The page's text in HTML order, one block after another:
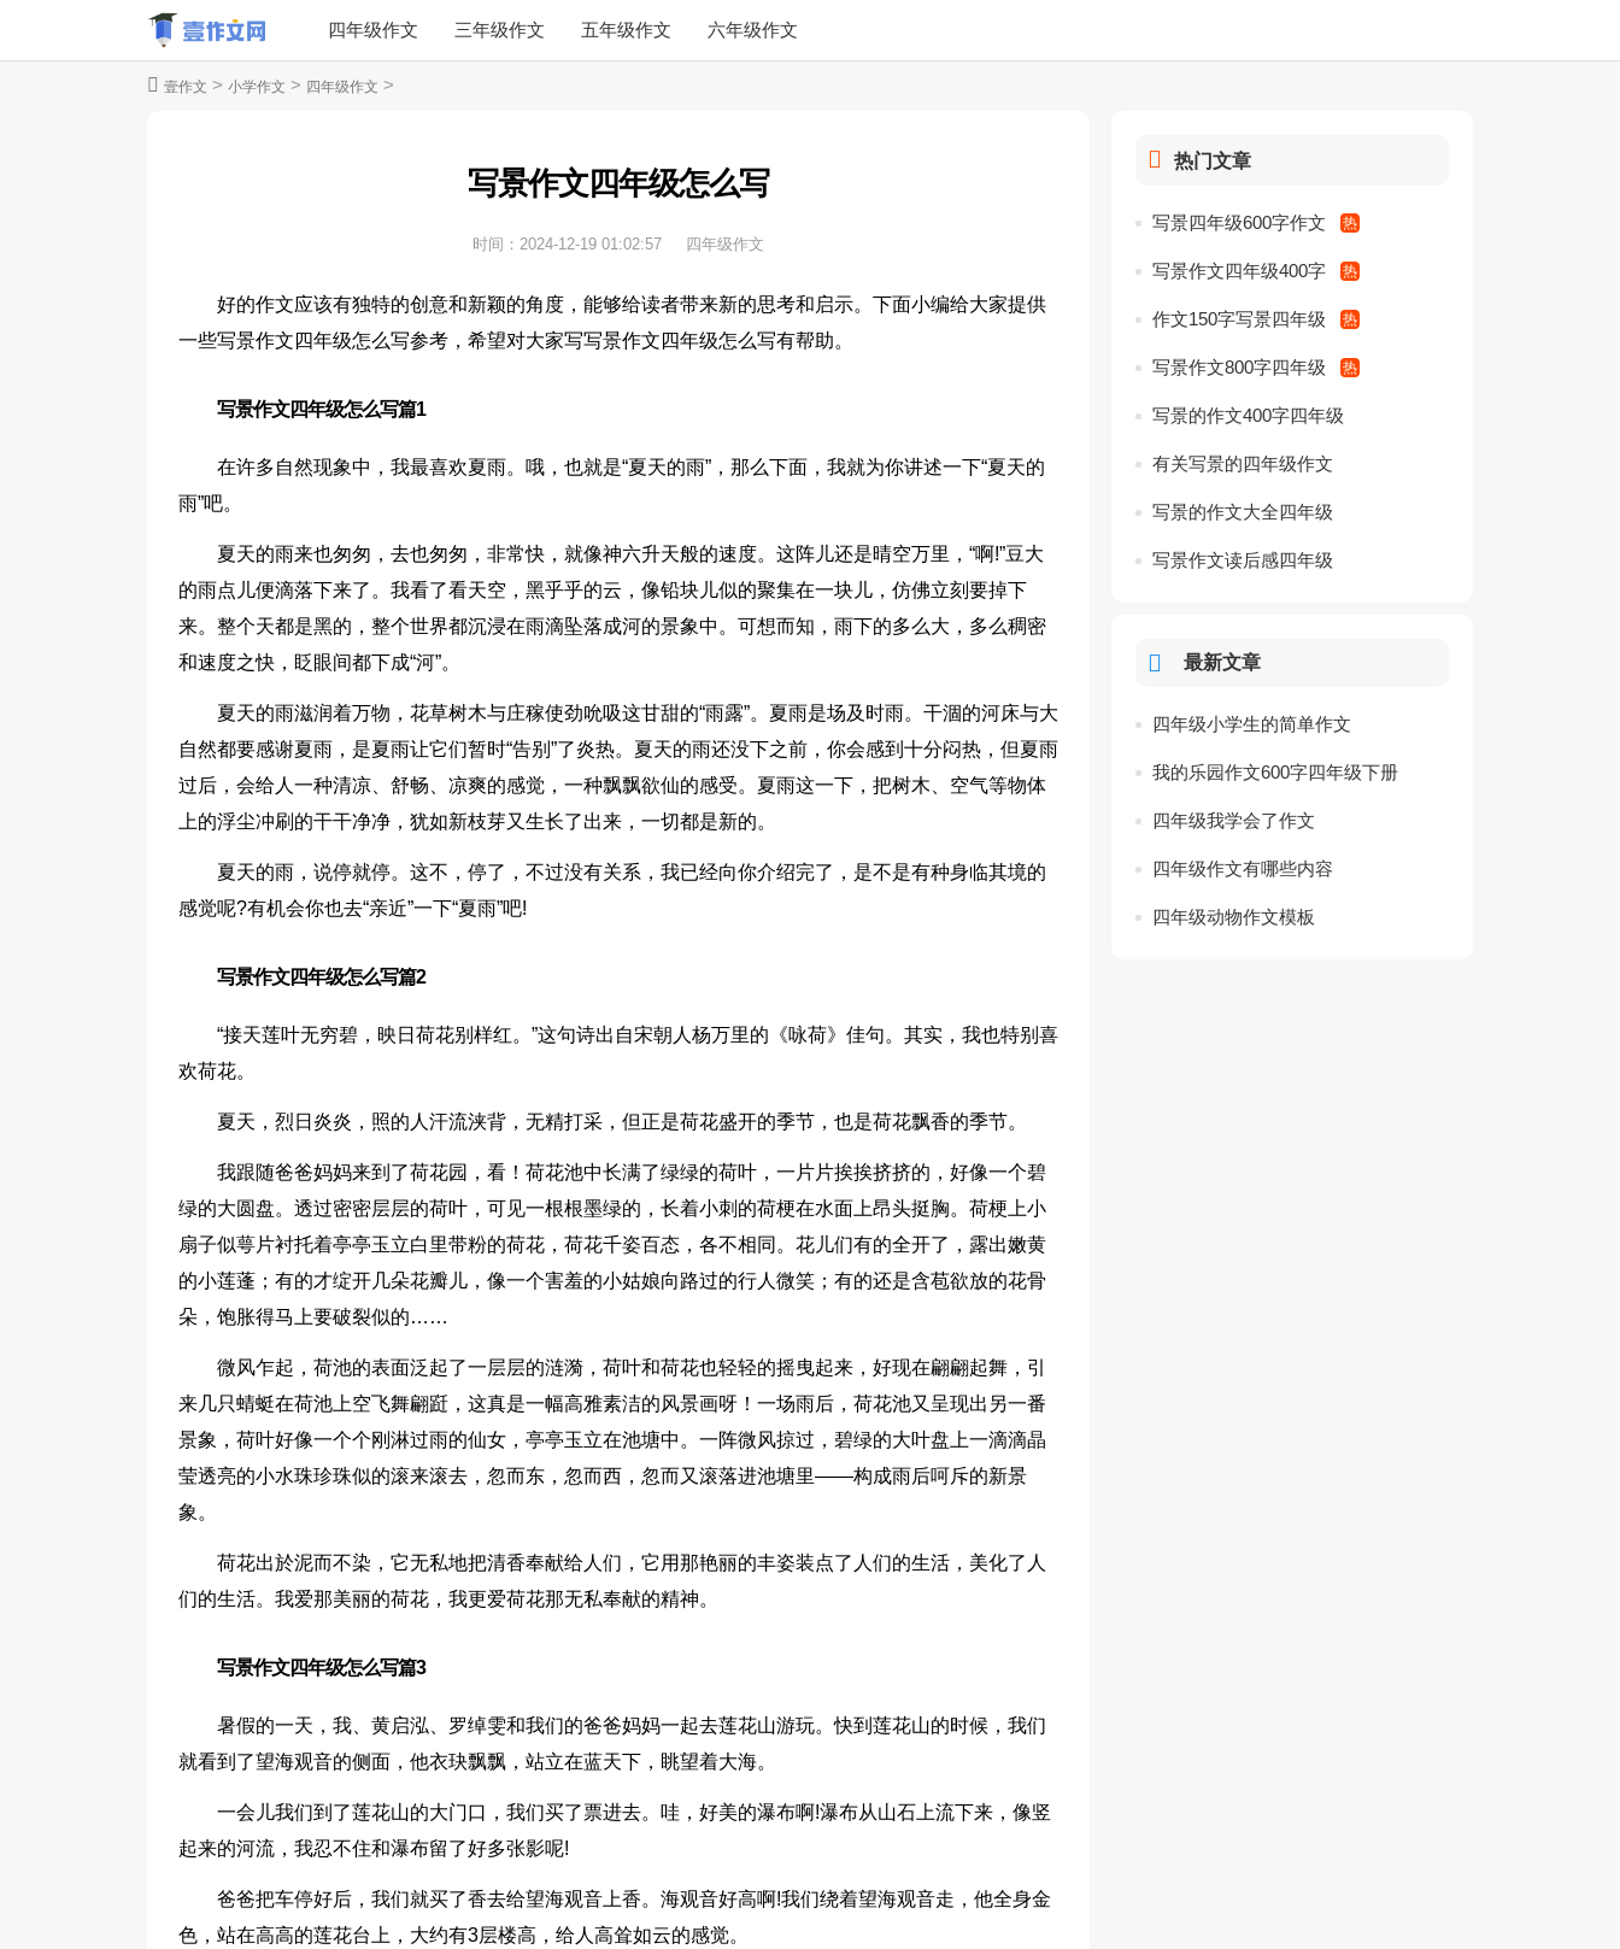
四年级作文 三年级作文 五年级作文 六年级作文
壹作文 > 小学作文 > 四年级作文 >
写景作文四年级怎么写
时间： 2024-12-19 01:02:57 四年级作文
好的作文应该有独特的创意和新颖的角度，能够给读者带来新的思考和启示。下面小编给大家提供
一些写景作文四年级怎么写参考，希望对大家写写景作文四年级怎么写有帮助。
写景作文四年级怎么写篇1
在许多自然现象中，我最喜欢夏雨。哦，也就是“夏天的雨”，那么下面，我就为你讲述一下“夏天的
雨”吧。
夏天的雨来也匆匆，去也匆匆，非常快，就像神六升天般的速度。这阵儿还是晴空万里，“啊!”豆大
的雨点儿便滴落下来了。我看了看天空，黑乎乎的云，像铅块儿似的聚集在一块儿，仿佛立刻要掉下
来。整个天都是黑的，整个世界都沉浸在雨滴坠落成河的景象中。可想而知，雨下的多么大，多么稠密
和速度之快，眨眼间都下成“河”。
夏天的雨滋润着万物，花草树木与庄稼使劲吮吸这甘甜的“雨露”。夏雨是场及时雨。干涸的河床与大
自然都要感谢夏雨，是夏雨让它们暂时“告别”了炎热。夏天的雨还没下之前，你会感到十分闷热，但夏雨
过后，会给人一种清凉、舒畅、凉爽的感觉，一种飘飘欲仙的感受。夏雨这一下，把树木、空气等物体
上的浮尘冲刷的干干净净，犹如新枝芽又生长了出来，一切都是新的。
夏天的雨，说停就停。这不，停了，不过没有关系，我已经向你介绍完了，是不是有种身临其境的
感觉呢?有机会你也去“亲近”一下“夏雨”吧!
写景作文四年级怎么写篇2
“接天莲叶无穷碧，映日荷花别样红。”这句诗出自宋朝人杨万里的《咏荷》佳句。其实，我也特别喜
欢荷花。
夏天，烈日炎炎，照的人汗流浃背，无精打采，但正是荷花盛开的季节，也是荷花飘香的季节。
我跟随爸爸妈妈来到了荷花园，看！荷花池中长满了绿绿的荷叶，一片片挨挨挤挤的，好像一个碧
绿的大圆盘。透过密密层层的荷叶，可见一根根墨绿的，长着小刺的荷梗在水面上昂头挺胸。荷梗上小
扇子似萼片衬托着亭亭玉立白里带粉的荷花，荷花千姿百态，各不相同。花儿们有的全开了，露出嫩黄
的小莲蓬；有的才绽开几朵花瓣儿，像一个害羞的小姑娘向路过的行人微笑；有的还是含苞欲放的花骨
朵，饱胀得马上要破裂似的……
微风乍起，荷池的表面泛起了一层层的涟漪，荷叶和荷花也轻轻的摇曳起来，好现在翩翩起舞，引
来几只蜻蜓在荷池上空飞舞翩跹，这真是一幅高雅素洁的风景画呀！一场雨后，荷花池又呈现出另一番
景象，荷叶好像一个个刚淋过雨的仙女，亭亭玉立在池塘中。一阵微风掠过，碧绿的大叶盘上一滴滴晶
莹透亮的小水珠珍珠似的滚来滚去，忽而东，忽而西，忽而又滚落进池塘里——构成雨后呵斥的新景
象。
荷花出於泥而不染，它无私地把清香奉献给人们，它用那艳丽的丰姿装点了人们的生活，美化了人
们的生活。我爱那美丽的荷花，我更爱荷花那无私奉献的精神。
写景作文四年级怎么写篇3
暑假的一天，我、黄启泓、罗绰雯和我们的爸爸妈妈一起去莲花山游玩。快到莲花山的时候，我们
就看到了望海观音的侧面，他衣玦飘飘，站立在蓝天下，眺望着大海。
一会儿我们到了莲花山的大门口，我们买了票进去。哇，好美的瀑布啊!瀑布从山石上流下来，像竖
起来的河流，我忍不住和瀑布留了好多张影呢!
爸爸把车停好后，我们就买了香去给望海观音上香。海观音好高啊!我们绕着望海观音走，他全身金
色，站在高高的莲花台上，大约有3层楼高，给人高耸如云的感觉。
热门文章
写景四年级600字作文
写景作文四年级400字
作文150字写景四年级
写景作文800字四年级
写景的作文400字四年级
有关写景的四年级作文
写景的作文大全四年级
写景作文读后感四年级
最新文章
四年级小学生的简单作文
我的乐园作文600字四年级下册
四年级我学会了作文
四年级作文有哪些内容
四年级动物作文模板